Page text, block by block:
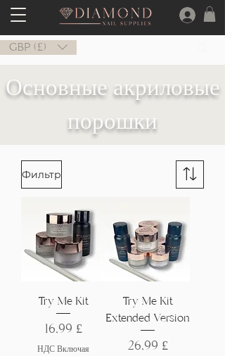
GBP (£)
Основные акриловые
порошки
Фильтр
Try Me Kit
Цена
16,99 £
НДС Включая
Try Me Kit
Extended Version
Цена
26,99 £